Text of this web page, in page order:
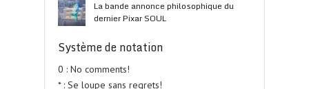
La bande annonce philosophique du
dernier Pixar SOUL
Système de notation
0 : No comments!
* : Se loupe sans regrets!